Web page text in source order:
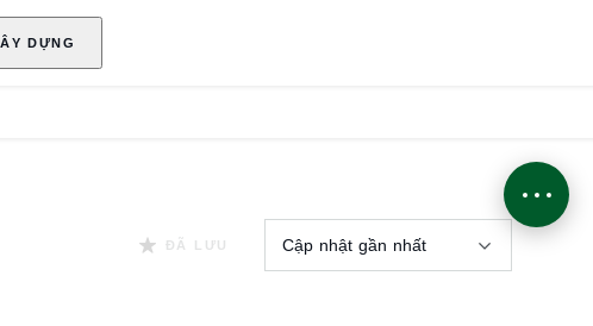
NGAYDỰNG
ĐÃ LƯU Cập nhật gần nhất